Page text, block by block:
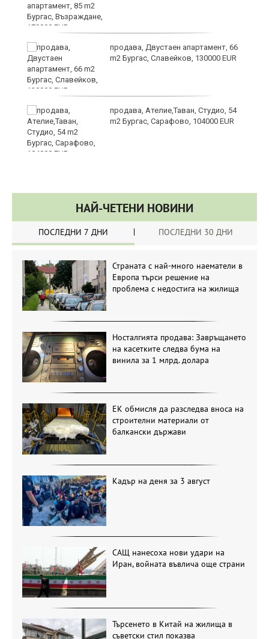
продава, Двустаен апартамент, 66
m2 Бургас, Славейков, 130000 EUR
продава, Ателие,Таван, Студио, 54
m2 Бургас, Сарафово, 104000 EUR
НАЙ-ЧЕТЕНИ НОВИНИ
ПОСЛЕДНИ 7 ДНИ ПОСЛЕДНИ 30 ДНИ
Страната с най-много наематели в
Европа търси решение на
проблема с недостига на жилища
Носталгията продава: Завръщането
на касетките следва бума на
винила за 1 млрд. долара
ЕК обмисля да разследва вноса на
строителни материали от
балкански държави
Кадър на деня за 3 август
САЩ нанесоха нови удари на
Иран, войната въвлича още страни
Търсенето в Китай на жилища в
съветски стил показва